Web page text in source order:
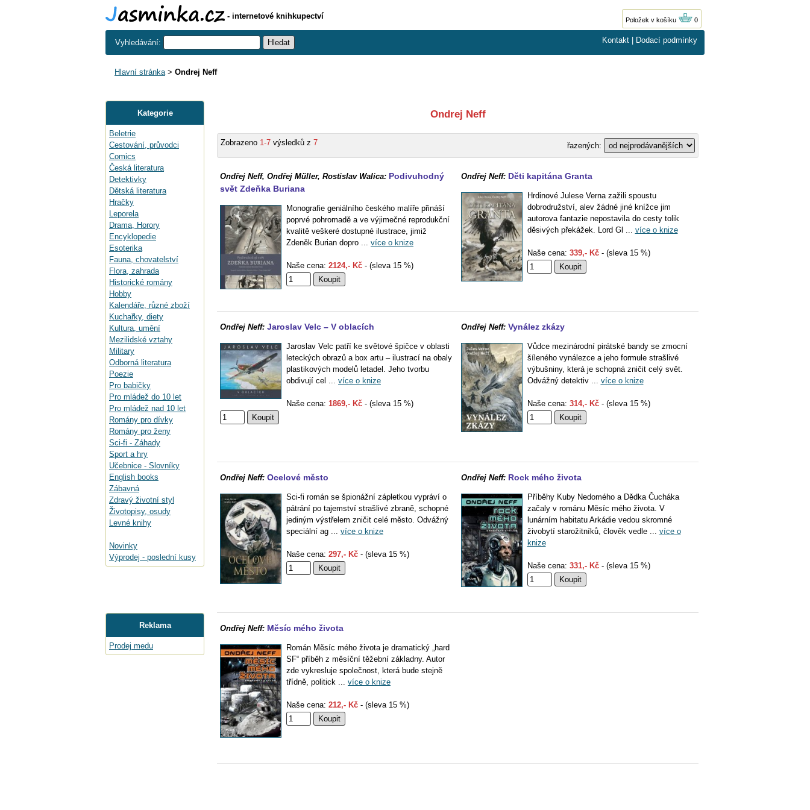
- internetové knihkupectví Položek v košíku 0
Vyhledávání: Kontakt Dodací podmínky
Hlavní stránka> Ondrej Neff
Kategorie
Beletrie
Cestování, průvodci
Comics
Česká literatura
Detektivky
Dětská literatura
Hračky
Leporela
Drama, Horory
Encyklopedie
Esoterika
Fauna, chovatelství
Flora, zahrada
Historické romány
Hobby
Kalendáře, různé zboží
Kuchařky, diety
Kultura, umění
Mezilidské vztahy
Military
Odborná literatura
Poezie
Pro babičky
Pro mládež do 10 let
Pro mládež nad 10 let
Romány pro dívky
Romány pro ženy
Sci-fi - Záhady
Sport a hry
Učebnice - Slovníky
English books
Zábavná
Zdravý životní styl
Životopisy, osudy
Levné knihy
Novinky
Výprodej - poslední kusy
Reklama
Prodej medu
Ondrej Neff
Zobrazeno 1-7 výsledků z 7 řazených:
Ondřej Neff, Ondřej Müller, Rostislav Walica: Podivuhodný
svět Zdeňka Buriana
Monografie geniálního českého malíře přináší
poprvé pohromadě a ve výjimečné reprodukční
kvalitě veškeré dostupné ilustrace, jimiž
Zdeněk Burian dopro ... více o knize
Naše cena: 2124,- Kč - (sleva 15 %)
Ondřej Neff: Děti kapitána Granta
Hrdinové Julese Verna zažili spoustu
dobrodružství, alev žádné jiné knížce jim
autorova fantazie nepostavila do cesty tolik
děsivých překážek. Lord Gl ... více o knize
Naše cena: 339,- Kč- (sleva 15 %)
Ondřej Neff: Jaroslav Velc – V oblacích
Jaroslav Velc patří ke světové špičce v oblasti
leteckých obrazů a box artu – ilustrací na obaly
plastikových modelů letadel. Jeho tvorbu
obdivují cel ... více o knize
Naše cena: 1869,- Kč - (sleva 15 %)
Ondřej Neff: Vynález zkázy
Vůdce mezinárodní pirátské bandy se zmocní
šíleného vynálezce a jeho formule strašlivé
výbušniny, která je schopná zničit celý svět.
Odvážný detektiv ... více o knize
Naše cena: 314,- Kč- (sleva 15 %)
Ondřej Neff: Ocelové město
Sci-fi román se špionážní zápletkou vypráví o
pátrání po tajemství strašlivé zbraně, schopné
jediným výstřelem zničit celé město. Odvážný
speciální ag ... více o knize
Naše cena: 297,- Kč - (sleva 15 %)
Ondřej Neff: Rock mého života
Příběhy Kuby Nedomého a Dědka Čucháka
začaly v románu Měsíc mého života. V
lunárním habitatu Arkádie vedou skromné
živobytí starožitníků, člověk vedle ... více o
knize
Naše cena: 331,- Kč- (sleva 15 %)
Ondřej Neff: Měsíc mého života
Román Měsíc mého života je dramatický „hard
SF“ příběh z měsíční těžební základny. Autor
zde vykresluje společnost, která bude stejně
třídně, politick ... více o knize
Naše cena: 212,- Kč - (sleva 15 %)